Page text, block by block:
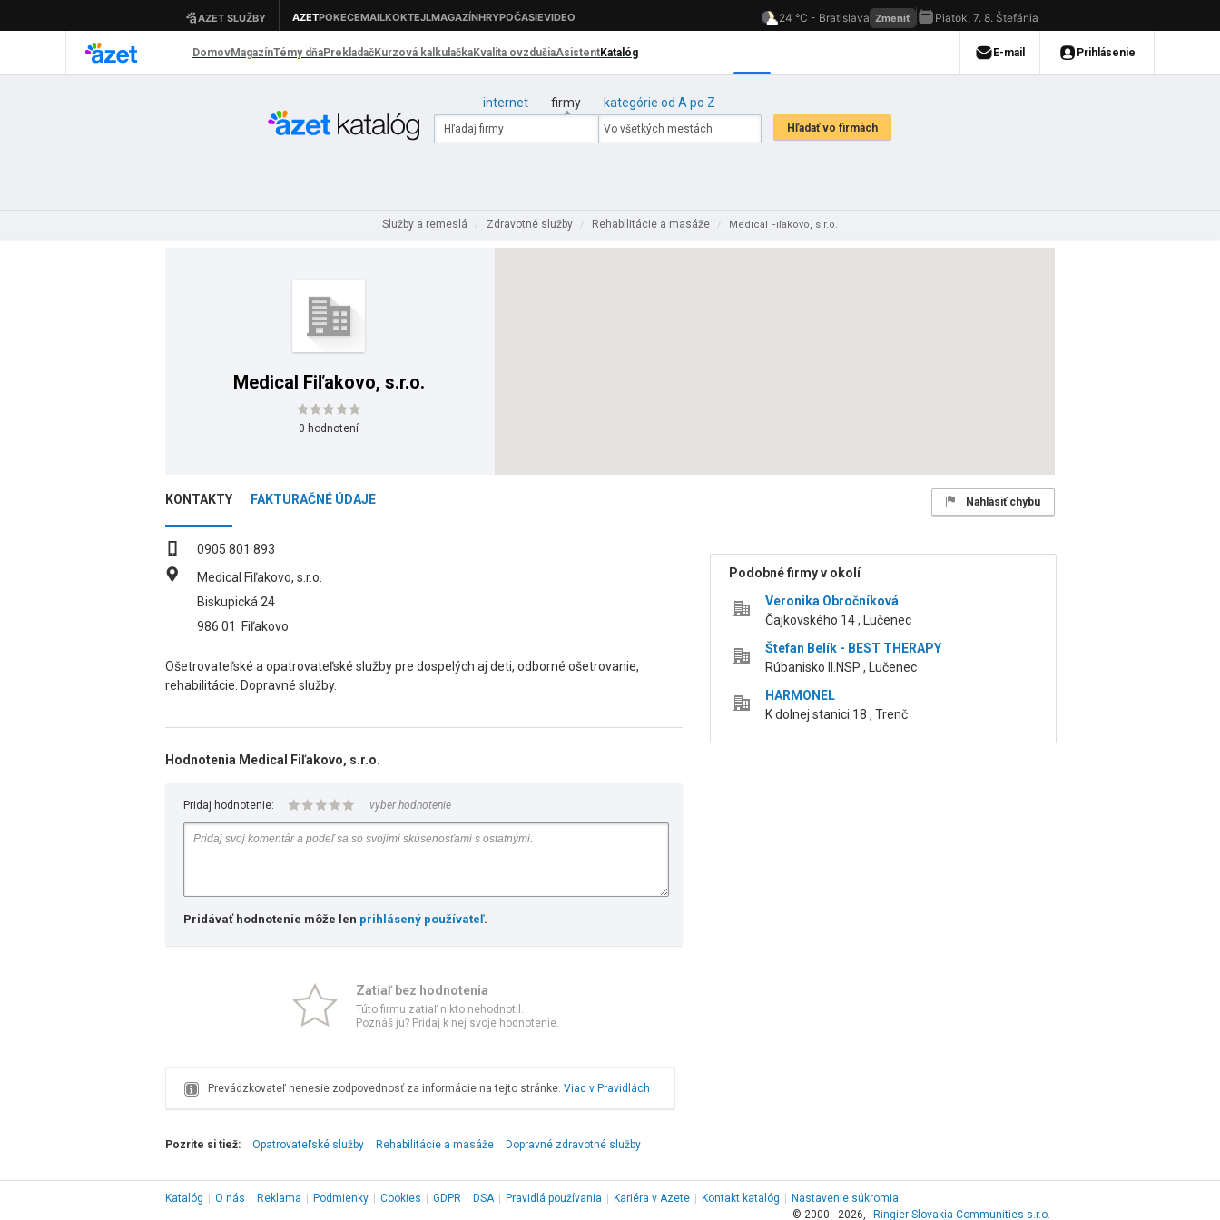
internet firmy kategórie od A po Z
Služby a remeslá / Zdravotné služby / Rehabilitácie a masáže / Medical Fiľakovo, s.r.o.
Medical Fiľakovo, s.r.o.
0 hodnotení
KONTAKTY FAKTURAČNÉ ÚDAJE Nahlásiť chybu
0905 801 893
Medical Fiľakovo, s.r.o.
Biskupická 24
986 01
Fiľakovo
Ošetrovateľské a opatrovateľské služby pre dospelých aj deti, odborné ošetrovanie,
rehabilitácie. Dopravné služby.
Hodnotenia Medical Fiľakovo, s.r.o.
Pridaj hodnotenie: vyber hodnotenie
Pridávať hodnotenie môže len prihlásený používateľ.
Zatiaľ bez hodnotenia
Túto firmu zatiaľ nikto nehodnotil.
Poznáš ju? Pridaj k nej svoje hodnotenie.
Prevádzkovateľ nenesie zodpovednosť za informácie na tejto stránke. Viac v Pravidlách
Podobné firmy v okolí
Veronika Obročníková
Čajkovského 14 , Lučenec
Štefan Belík - BEST THERAPY
Rúbanisko II.NSP , Lučenec
HARMONEL
K dolnej stanici 18 , Trenč
Pozrite si tiež: Opatrovateľské služby Rehabilitácie a masáže Dopravné zdravotné služby
Katalóg O nás Reklama Podmienky Cookies GDPR DSA Pravidlá používania Kariéra v Azete Kontakt katalóg
Nastavenie súkromia
© 2000 - 2026,
Ringier Slovakia Communities s.r.o.